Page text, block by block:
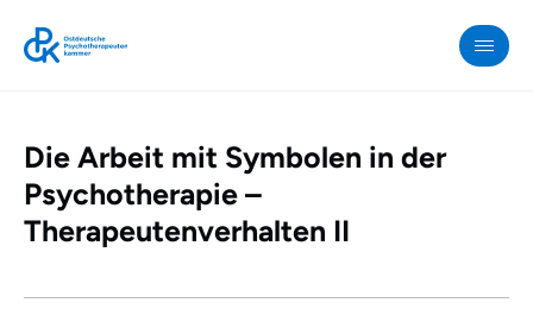
OPK
Die
Arbeit
Die Arbeit mit Symbolen in der
Psychotherapie –
Therapeutenverhalten II